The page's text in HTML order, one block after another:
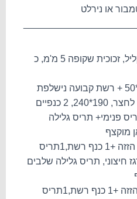
או נירלט
אלומיניום: גוון לבן ,תוצרת קליל, זכוכית שקופה 5 מ'מ, כ
-דלת הזזה יציאה מהמיטבח לחצר, 190*240, 2 כנפיים
תריס פנימי+ תריס גלילה
מוקצף
– 1חלון חדר שינה 2 כנפיים הזזה +1 כנף רשת,1תריס
חיצוני, תריס גלילה שלבים
-1 חלון חדר סלון, 2 כנפיים הזזה +1 כנף רשת,1תריס